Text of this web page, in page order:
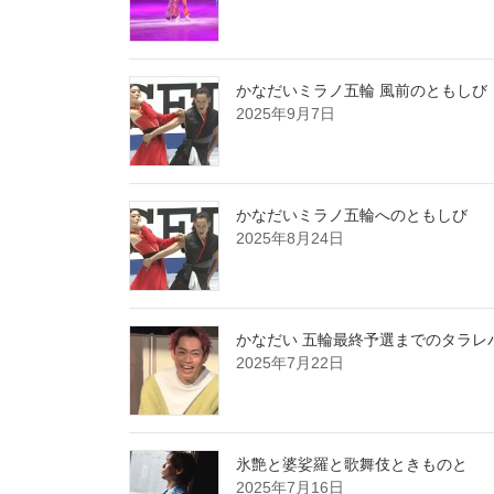
かなだいミラノ五輪 風前のともしび
2025年9月7日
かなだいミラノ五輪へのともしび
2025年8月24日
かなだい 五輪最終予選までのタラレ
2025年7月22日
氷艶と婆娑羅と歌舞伎ときものと
2025年7月16日